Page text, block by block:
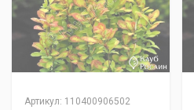
Артикул: 110400906502